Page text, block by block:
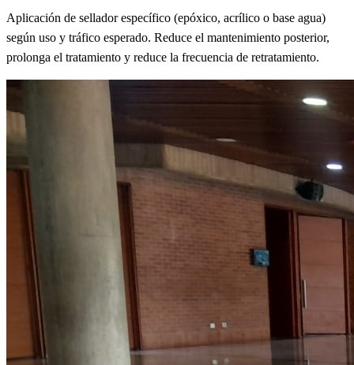
Aplicación de sellador específico (epóxico, acrílico o base agua)
según uso y tráfico esperado. Reduce el mantenimiento posterior,
prolonga el tratamiento y reduce la frecuencia de retratamiento.